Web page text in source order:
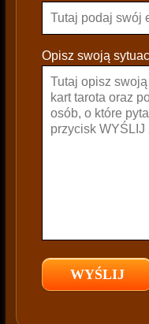
e
a
e
e
Opisz swoją